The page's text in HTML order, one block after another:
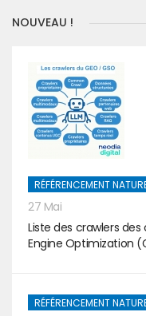
NOUVEAU !
RÉFÉRENCEMENT
27 Mai
Liste des crawlers
Engine Optimization
RÉFÉRENCEMENT